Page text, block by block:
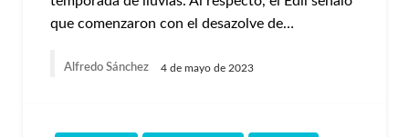
que comenzaron con el desazolve de…
Alfredo Sánchez 4 de mayo de 2023